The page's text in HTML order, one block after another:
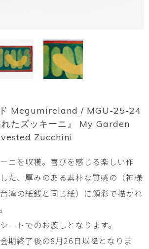
ド Megumireland / MGU-25-24
たズッキーニ』 My Garden
Zucchini
ニを収穫。喜びを感じる楽しい作
た、厚みのある素朴な質感の（神様
湾の紙銭と同じ紙）に顔彩で描かれ
ートでのお渡しとなります。
期終了後の8月26日以降となりま